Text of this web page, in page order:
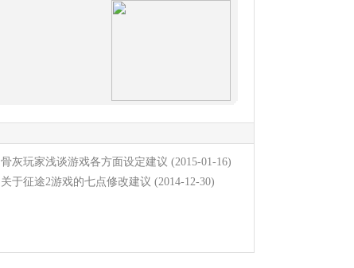
骨灰玩家浅谈游戏各方面设定建议 (2015-01-16)
关于征途2游戏的七点修改建议 (2014-12-30)